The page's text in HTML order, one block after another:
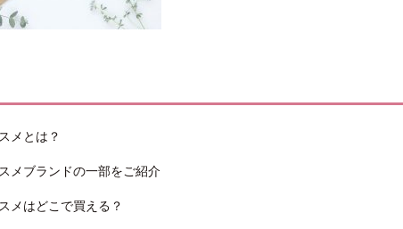
メとは？
メブランドの一部をご紹介
メはどこで買える？